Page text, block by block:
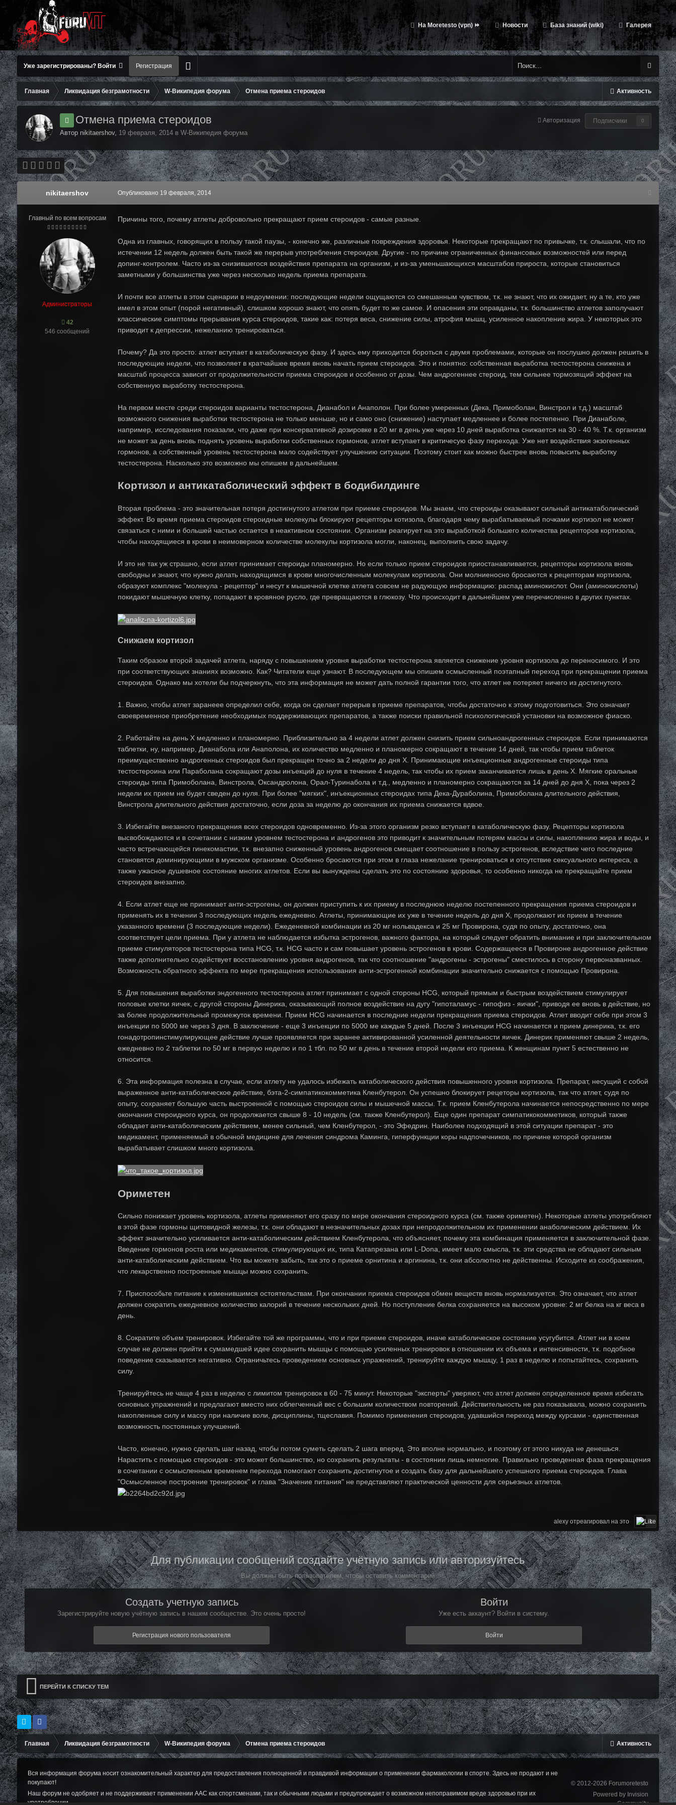
На Moretesto (vpn) ⏩ Новости База знаний (wiki) Галерея
Уже зарегистрированы? Войти Регистрация
Активность
Главная Ликвидация безграмотности W-Википедия форума Отмена приема стероидов
Авторизация Подписчики 0
Отмена приема стероидов
Автор nikitaershov, 19 февраля, 2014в W-Википедия форума
nikitaershov
Главный по всем вопросам
Администраторы
42
546 сообщений
Опубликовано 19 февраля, 2014
Причины того, почему атлеты добровольно прекращают прием стероидов - самые разные.
Одна из главных, говорящих в пользу такой паузы, - конечно же, различные повреждения здоровья. Некоторые прекращают по привычке, т.к. слышали, что по
истечении 12 недель должен быть такой же перерыв употребления стероидов. Другие - по причине ограниченных финансовых возможностей или перед
допинг-контролем. Часто из-за снизившегося воздействия препарата на организм, и из-за уменьшающихся масштабов прироста, которые становиться
заметными у большинства уже через несколько недель приема препарата.
И почти все атлеты в этом сценарии в недоумении: последующие недели ощущаются со смешанным чувством, т.к. не знают, что их ожидает, ну а те, кто уже
имел в этом опыт (порой негативный), слишком хорошо знают, что опять будет то же самое. И опасения эти оправданы, т.к. большинство атлетов заполучают
классические симптомы прерывания курса стероидов, такие как: потеря веса, снижение силы, атрофия мышц, усиленное накопление жира. У некоторых это
приводит к депрессии, нежеланию тренироваться.
Почему? Да это просто: атлет вступает в катаболическую фазу. И здесь ему приходится бороться с двумя проблемами, которые он послушно должен решить в
последующие недели, что позволяет в кратчайшее время вновь начать прием стероидов. Это и понятно: собственная выработка тестостерона снижена и
масштаб процесса зависит от продолжительности приема стероидов и особенно от дозы. Чем андрогеннее стероид, тем сильнее тормозящий эффект на
собственную выработку тестостерона.
На первом месте среди стероидов варианты тестостерона, Дианабол и Анаполон. При более умеренных (Дека, Примоболан, Винстрол и т.д.) масштаб
возможного снижения выработки тестостерона не только меньше, но и само оно (снижение) наступает медленнее и более постепенно. При Дианаболе,
например, исследования показали, что даже при консервативной дозировке в 20 мг в день уже через 10 дней выработка снижается на 30 - 40 %. Т.к. организм
не может за день вновь поднять уровень выработки собственных гормонов, атлет вступает в критичесую фазу перехода. Уже нет воздействия экзогенных
гормонов, а собственный уровень тестостерона мало содействует улучшению ситуации. Поэтому стоит как можно быстрее вновь повысить выработку
тестостерона. Насколько это возможно мы опишем в дальнейшем.
Кортизол и антикатаболический эффект в бодибилдинге
Вторая проблема - это значительная потеря достигнутого атлетом при приеме стероидов. Мы знаем, что стероиды оказывают сильный антикатаболический
эффект. Во время приема стероидов стероидные молекулы блокируют рецепторы котизола, благодаря чему вырабатываемый почками кортизол не может
связаться с ними и большей частью остается в неактивном состоянии. Организм реагирует на это выработкой большего количества рецепторов кортизола,
чтобы находящиеся в крови в неимоверном количестве молекулы кортизола могли, наконец, выполнить свою задачу.
И это не так уж страшно, если атлет принимает стероиды планомерно. Но если только прием стероидов приостанавливается, рецепторы кортизола вновь
свободны и знают, что нужно делать находящимся в крови многочисленным молекулам кортизола. Они молниеносно бросаются к рецепторам кортизола,
образуют комплекс "молекула - рецептор" и несут к мышечной клетке атлета совсем не радующую информацию: распад аминокислот. Они (аминокислоты)
покидают мышечную клетку, попадают в кровяное русло, где превращаются в глюкозу. Что происходит в дальнейшем уже перечисленно в других пунктах.
Снижаем кортизол
Таким образом второй задачей атлета, наряду с повышением уровня выработки тестостерона является снижение уровня кортизола до переносимого. И это
при соответствующих знаниях возможно. Как? Читатели еще узнают. В последующем мы опишем осмысленный поэтапный переход при прекращении приема
стероидов. Однако мы хотели бы подчеркнуть, что эта информация не может дать полной гарантии того, что атлет не потеряет ничего из достигнутого.
1. Важно, чтобы атлет заранеее определил себе, когда он сделает перерыв в приеме препаратов, чтобы достаточно к этому подготовиться. Это означает
своевременное приобретение необходимых поддерживающих препаратов, а также поиски правильной психологической установки на возможное фиаско.
2. Работайте на день Х медленно и планомерно. Приблизительно за 4 недели атлет должен снизить прием сильноандрогенных стероидов. Если принимаются
таблетки, ну, например, Дианабола или Анаполона, их количество медленно и планомерно сокращают в течение 14 дней, так чтобы прием таблеток
преимущественно андрогенных стероидов был прекращен точно за 2 недели до дня X. Принимающие инъекционные андрогенные стероиды типа
тестостероина или Параболана сокращают дозы инъекций до нуля в течение 4 недель, так чтобы их прием заканчивается лишь в день X. Мягкие оральные
стероиды типа Примоболана, Винстрола, Оксандролона, Орал-Туринабола и т.д., медленно и планомерно сокращаются за 14 дней до дня X, пока через 2
недели их прием не будет сведен до нуля. При более "мягких", инъекционных стероидах типа Дека-Дураболина, Примоболана длительного действия,
Винстрола длительного действия достаточно, если доза за неделю до окончания их приема снижается вдвое.
3. Избегайте внезаного прекращения всех стероидов одновременно. Из-за этого организм резко вступает в катаболическую фазу. Рецепторы кортизола
высвобождаются и в сочетании с низким уровнем тестостерона и андрогенов это приводит к значительным потерям массы и силы, накоплению жира и воды, и
часто встречающейся гинекомастии, т.к. внезапно сниженный уровень андрогенов смещает соотношение в пользу эстрогенов, вследствие чего последние
становятся доминирующими в мужском организме. Особенно бросаются при этом в глаза нежелание тренироваться и отсутствие сексуального интереса, а
также ужасное душевное состояние многих атлетов. Если вы вынуждены сделать это по состоянию здоровья, то особенно никогда не прекращайте прием
стероидов внезапно.
4. Если атлет еще не принимает анти-эстрогены, он должен приступить к их приему в последнюю неделю постепенного прекращения приема стероидов и
применять их в течении 3 последующих недель ежедневно. Атлеты, принимающие их уже в течение недель до дня X, продолжают их прием в течение
указанного времени (3 последующие недели). Ежеденевной комбинации из 20 мг нольвадекса и 25 мг Провирона, судя по опыту, достаточно, она
соответствует цели приема. При у атлета не наблюдается избытка эстрогенов, важного фактора, на который следует обратить внимание и при заключительном
приеме стимуляторов тестостерона типа HCG, т.к. HCG часто и сам повышает уровень эстрогенов в крови. Содержащееся в Провироне андрогенное действие
также дополнительно содействует восстановлению уровня андрогенов, так что соотношение "андрогены - эстрогены" сместилось в сторону первоназванных.
Возможность обратного эффекта по мере прекращения использования анти-эстрогенной комбинации значительно снижается с помощью Провирона.
5. Для повышения выработки эндогенного тестостерона атлет принимает с одной стороны HCG, который прямым и быстрым воздействием стимулирует
половые клетки яичек, с другой стороны Динерика, оказывающий полное воздействие на дугу "гипоталамус - гипофиз - яички", приводя ее вновь в действие, но
за более продолжительный промежуток времени. Прием HCG начинается в последние недели прекращения приема стероидов. Атлет вводит себе при этом 3
инъекции по 5000 ме через 3 дня. В заключение - еще 3 инъекции по 5000 ме каждые 5 дней. После 3 инъекции HCG начинается и прием динерика, т.к. его
гонадотропинстимулирующее действие лучше проявляется при заранее активированной усиленной деятельности яичек. Динерик применяют свыше 2 недель,
ежедневно по 2 таблетки по 50 мг в первую неделю и по 1 тбл. по 50 мг в день в течение второй недели его приема. К женщинам пункт 5 естественно не
относится.
6. Эта информация полезна в случае, если атлету не удалось избежать катаболического действия повышенного уровня кортизола. Препарат, несущий с собой
выраженное анти-катаболическое действие, бэта-2-симпатикокомметика Кленбутерол. Он успешно блокирует рецеторы кортизола, так что атлет, судя по
опыту, сохраняет большую часть выстроенной с помощью стероидов силы и мышечной массы. Т.к. прием Кленбутерола начинается непосредственно по мере
окончания стероидного курса, он продолжается свыше 8 - 10 недель (см. также Кленбутерол). Еще один препарат симпатикокомметиков, который также
обладает анти-катаболическим действием, менее сильный, чем Кленбутерол, - это Эфедрин. Наиболее подходящий в этой ситуации препарат - это
медикамент, применяемый в обычной медицине для лечения синдрома Каминга, гиперфункции коры надпочечников, по причине которой организм
вырабатывает слишком много кортизола.
Ориметен
Сильно понижает уровень кортизола, атлеты применяют его сразу по мере окончания стероидного курса (см. также ориметен). Некоторые атлеты употребляют
в этой фазе гормоны щитовидной железы, т.к. они обладают в незначительных дозах при непродолжительном их применении анаболическим действием. Их
эффект значительно усиливается анти-катаболическим действием Кленбутерола, что объясняет, почему эта комбинация применяется в заключительной фазе.
Введение гормонов роста или медикаментов, стимулирующих их, типа Катапрезана или L-Dona, имеет мало смысла, т.к. эти средства не обладают сильным
анти-катаболическим действием. Что вы можете забыть, так это о приеме орнитина и аргинина, т.к. они абсолютно не действенны. Исходите из соображения,
что лекарственно построенные мышцы можно сохранить.
7. Приспособьте питание к изменившимся остоятельствам. При окончании приема стероидов обмен веществ вновь нормализуется. Это означает, что атлет
должен сократить ежедневное количество калорий в течение нескольких дней. Но поступление белка сохраняется на высоком уровне: 2 мг белка на кг веса в
день.
8. Сократите объем тренировок. Избегайте той же программы, что и при приеме стероидов, иначе катаболическое состояние усугубится. Атлет ни в коем
случае не должен прийти к сумамедшей идее сохранить мышцы с помощью усиленных тренировок в отношении их объема и интенсивности, т.к. подобное
поведение сказывается негативно. Ограничьтесь проведением основных упражнений, тренируйте каждую мышцу, 1 раз в неделю и попытайтесь, сохранить
силу.
Тренируйтесь не чаще 4 раз в неделю с лимитом тренировок в 60 - 75 минут. Некоторые "эксперты" уверяют, что атлет должен определенное время избегать
основных упражнений и предлагают вместо них облегченный вес с большим количеством повторений. Действительность не раз показывала, можно сохранить
накопленные силу и массу при наличие воли, дисциплины, тщеславия. Помимо применения стероидов, удавшийся переход между курсами - единственная
возможность постоянных улучшений.
Часто, конечно, нужно сделать шаг назад, чтобы потом суметь сделать 2 шага вперед. Это вполне нормально, и поэтому от этого никуда не денешься.
Нарастить с помощью стероидов - это может большинство, но сохранить результаты - в состоянии лишь немногие. Правильно проведенная фаза прекращения
в сочетании с осмысленным временем перехода помогают сохранить достигнутое и создать базу для дальнейшего успешного приема стероидов. Глава
"Осмысленное построение тренировок" и глава "Значение питания" не представляют практической ценности для серьезных атлетов.
1
alexy отреагировал на это
Для публикации сообщений создайте учётную запись или авторизуйтесь
Вы должны быть пользователем, чтобы оставить комментарий
Создать учетную запись
Зарегистрируйте новую учётную запись в нашем сообществе. Это очень просто!
Регистрация нового пользователя
Войти
Уже есть аккаунт? Войти в систему.
Войти
ПЕРЕЙТИ К СПИСКУ ТЕМ
Активность
Главная Ликвидация безграмотности W-Википедия форума Отмена приема стероидов
Вся информация форума носит ознакомительный характер для предоставления полноценной и правдивой информации о применении фармакологии в спорте. Здесь не продают и не
покупают!
Наш форум не одобряет и не поддерживает применении ААС как спортсменами, так и обычными людьми и предупреждает о возможном непоправимом вреде здоровью при их
употреблении.
© 2012-2026 Forumoretesto
Powered by Invision